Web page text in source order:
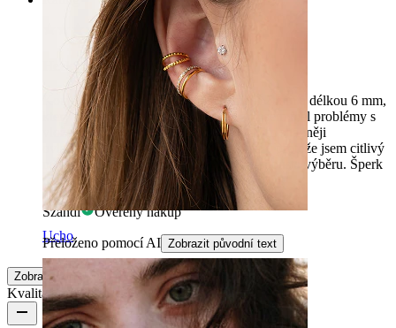
Ucho
Hezký a pohodlný
Koupil jsem kus s kamenem o průměru 2 mm a délkou 6 mm,
který nosím v tragusu. Jako začátečník jsem měl problémy s
vložením malého prvku, ale je to mnohem snadněji
ovladatelné než šroub. Vypadá to dobře a protože jsem citlivý
na kov, je skvělé, že na stránce je stále spousta výběru. Šperk
mi vyhovuje a doporučuji ho.
Szandi Ověřený nákup
Přeloženo pomocí AI Zobrazit původní text
Zobrazit více
Kvalita produktu